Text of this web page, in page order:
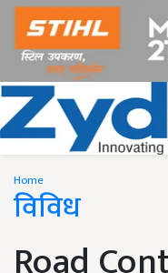
Home
विविध